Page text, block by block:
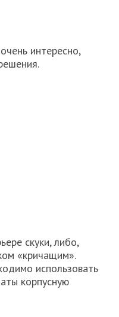
интересно,
скуки, либо,
«кричащим».
использовать
корпусную